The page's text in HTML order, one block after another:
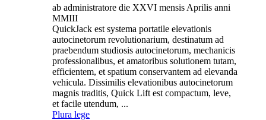
ab administratore die XXVI mensis Aprilis anni
MMIII
QuickJack est systema portatile elevationis
autocinetorum revolutionarium, destinatum ad
praebendum studiosis autocinetorum, mechanicis
professionalibus, et amatoribus solutionem tutam,
efficientem, et spatium conservantem ad elevanda
vehicula. Dissimilis elevationibus autocinetorum
magnis traditis, Quick Lift est compactum, leve,
et facile utendum, ...
Plura lege